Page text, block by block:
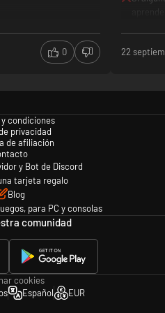
¡Si superas sus expectativas,
más generosas y hablarán
0 22
condiciones
privacidad
de afiliación
y Bot de Discord
tarjeta regalo
Blog
para PC y consolas
comunidad
cookies
Español EUR